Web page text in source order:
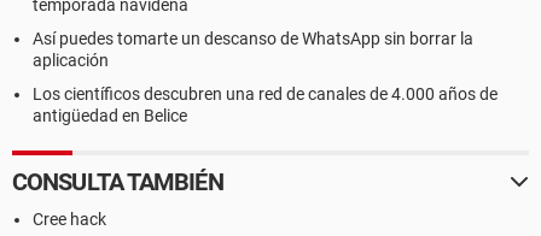
temporada navideña
Así puedes tomarte un descanso de WhatsApp sin borrar la
aplicación
Los científicos descubren una red de canales de 4.000 años de
antigüedad en Belice
CONSULTA TAMBIÉN
Cree hack